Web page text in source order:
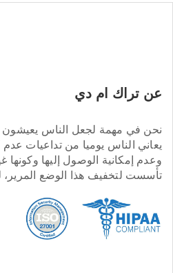
عن تراك ام دي
نحن في مهمة لجعل الناس يعيشون
يعاني الناس يوميا من تداعيات عدم
وعدم إمكانية الوصول إليها
تأسست لتخفيف هذا الوضع المرير،